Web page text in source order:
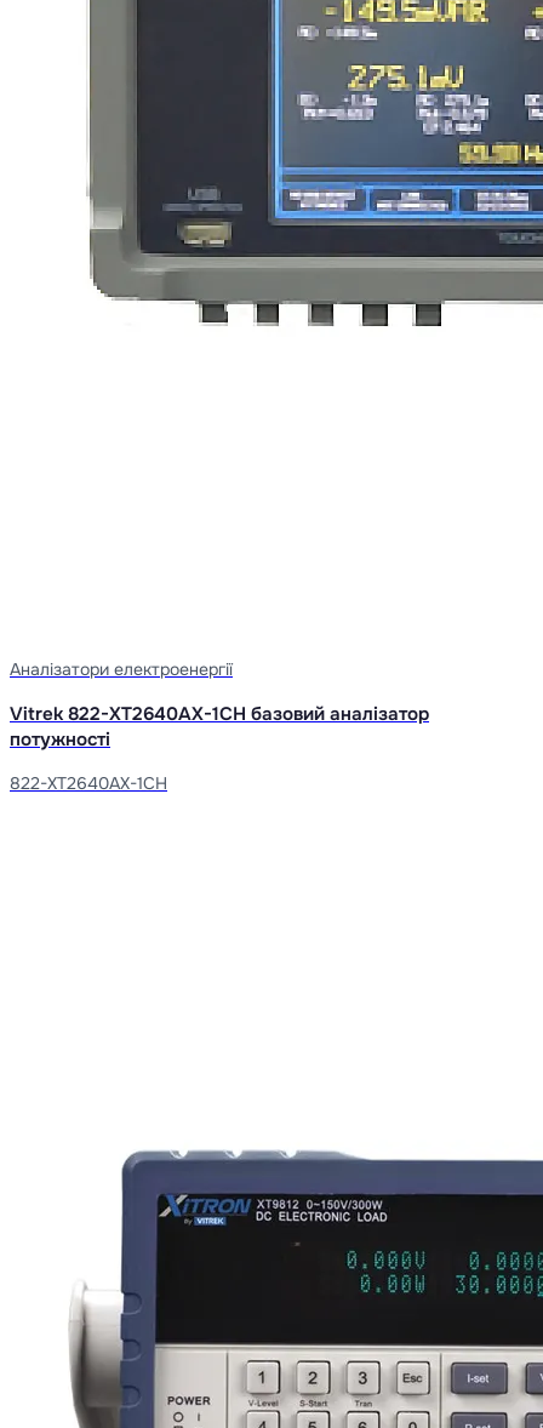
Аналізатори електроенергії
Vitrek 822-XT2640AX-1CH базовий аналізатор
потужності
822-XT2640AX-1CH